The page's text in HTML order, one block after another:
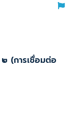
(การเชื่อมต่อ